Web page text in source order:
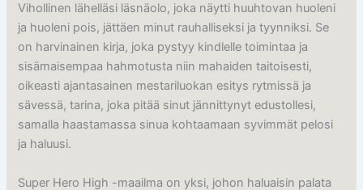
Vihollinen lähelläsi läsnäolo, joka näytti huuhtovan huoleni
ja huoleni pois, jättäen minut rauhalliseksi ja tyynniksi. Se
on harvinainen kirja, joka pystyy kindlelle toimintaa ja
sisämaisempaa hahmotusta niin mahaiden taitoisesti,
oikeasti ajantasainen mestariluokan esitys rytmissä ja
sävessä, tarina, joka pitää sinut jännittynyt edustollesi,
samalla haastamassa sinua kohtaamaan syvimmät pelosi
ja haluusi.
Super Hero High -maailma on yksi, johon haluaisin palata